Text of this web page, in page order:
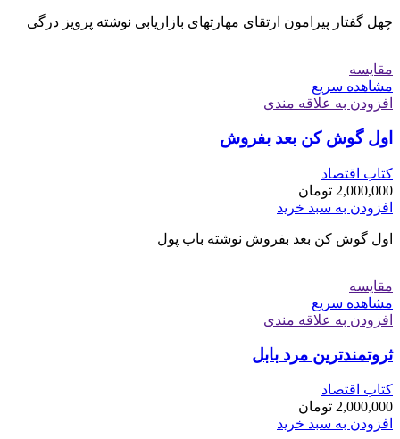
چهل گفتار پیرامون ارتقای مهارتهای بازاریابی نوشته پرویز درگی
مقایسه
مشاهده سریع
افزودن به علاقه مندی
اول گوش کن بعد بفروش
کتاب اقتصاد
2,000,000 تومان
افزودن به سبد خرید
اول گوش کن بعد بفروش نوشته باب پول
مقایسه
مشاهده سریع
افزودن به علاقه مندی
ثروتمندترین مرد بابل
کتاب اقتصاد
2,000,000 تومان
افزودن به سبد خرید